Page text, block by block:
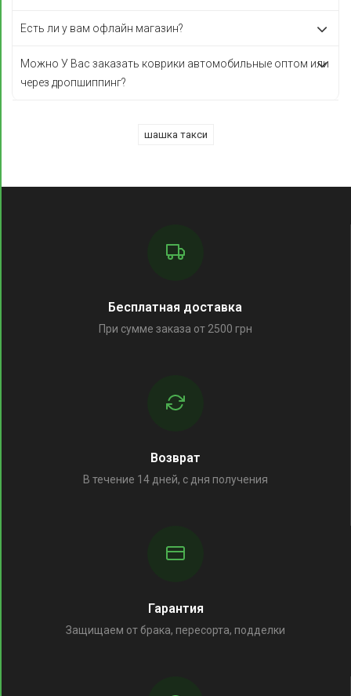
Есть ли у вам офлайн магазин?
Можно У Вас заказать коврики автомобильные оптом или
через дропшиппинг?
шашка такси
Бесплатная доставка
При сумме заказа от 2500 грн
Возврат
В течение 14 дней, с дня получения
Гарантия
Защищаем от брака, пересорта, подделки